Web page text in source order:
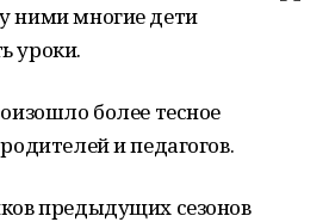
ними многие дети
уроки.
более тесное
и педагогов.
предыдущих сезонов